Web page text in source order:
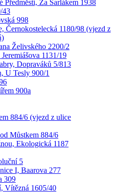
Předměstí, Za Šarlákem 1938
43
998
Černokostelecká 1180/98 (vjezd z
Želivského 2200/2
1131/19
Dopraváků 5/813
U Tesly 900/1
900a
884/6 (vjezd z ulice
Můstkem 884/6
Ekologická 1187
5
I, Baarova 277
309
Vítězná 1605/40